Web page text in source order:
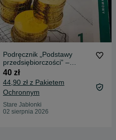
Podręcznik „Podstawy
przedsiębiorczości” –
Operon 2020
40 zł
44,90 zł z Pakietem
Ochronnym
Stare Jabłonki
02 sierpnia 2026